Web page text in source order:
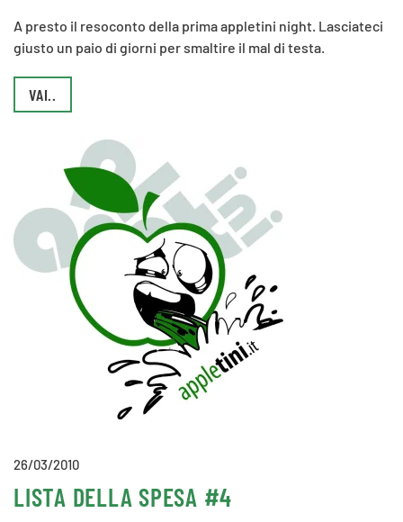
A presto il resoconto della prima appletini night. Lasciateci
giusto un paio di giorni per smaltire il mal di testa.
VAI..
26/03/2010
LISTA DELLA SPESA #4